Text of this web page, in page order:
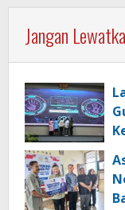
Jangan